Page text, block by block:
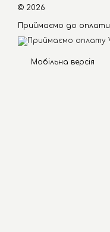
© 2026
Приймаємо до оплати
Мобільна версія